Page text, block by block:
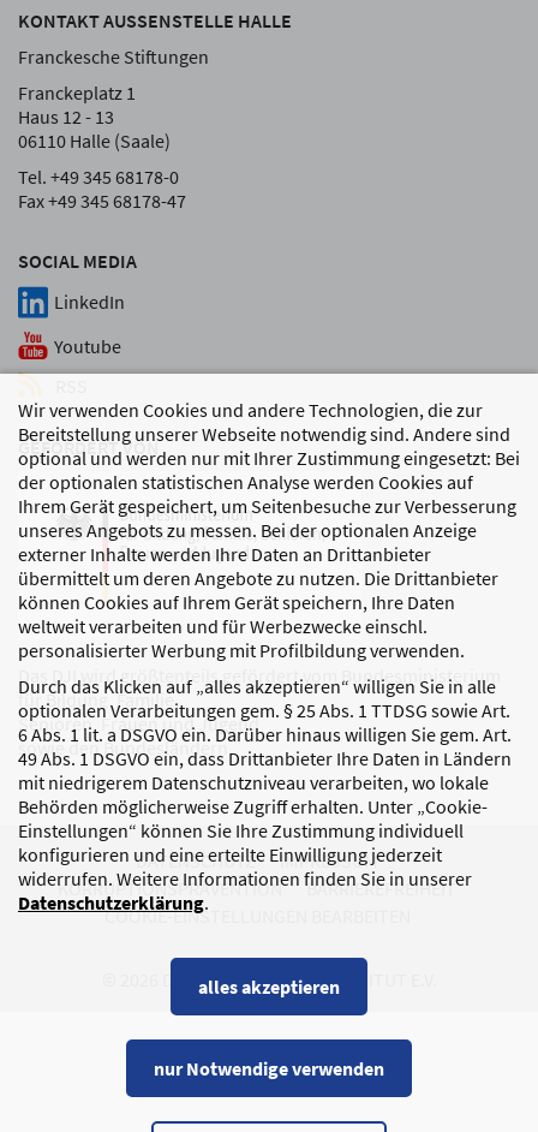
Wir verwenden Cookies und andere Technologien, die zur
Bereitstellung unserer Webseite notwendig sind. Andere sind
optional und werden nur mit Ihrer Zustimmung eingesetzt: Bei
der optionalen statistischen Analyse werden Cookies auf
Ihrem Gerät gespeichert, um Seitenbesuche zur Verbesserung
unseres Angebots zu messen. Bei der optionalen Anzeige
externer Inhalte werden Ihre Daten an Drittanbieter
übermittelt um deren Angebote zu nutzen. Die Drittanbieter
können Cookies auf Ihrem Gerät speichern, Ihre Daten
weltweit verarbeiten und für Werbezwecke einschl.
personalisierter Werbung mit Profilbildung verwenden.
Durch das Klicken auf „alles akzeptieren“ willigen Sie in alle
optionalen Verarbeitungen gem. § 25 Abs. 1 TTDSG sowie Art.
6 Abs. 1 lit. a DSGVO ein. Darüber hinaus willigen Sie gem. Art.
49 Abs. 1 DSGVO ein, dass Drittanbieter Ihre Daten in Ländern
mit niedrigerem Datenschutzniveau verarbeiten, wo lokale
Behörden möglicherweise Zugriff erhalten. Unter „Cookie-
Einstellungen“ können Sie Ihre Zustimmung individuell
konfigurieren und eine erteilte Einwilligung jederzeit
widerrufen. Weitere Informationen finden Sie in unserer
Datenschutzerklärung.
alles akzeptieren
nur Notwendige verwenden
SOCIAL MEDIA
LinkedIn
Youtube
KONTAKT AUSSENSTELLE HALLE
Franckesche Stiftungen
Franckeplatz 1
Haus 12 - 13
06110 Halle (Saale)
Tel. +49 345 68178-0
Fax +49 345 68178-47
GEFÖRDERT VON
Das DJI wird größtenteils gefördert vom Bundesministerium
für Bildung, Familie,
Senioren, Frauen und Jugend
sowie den Bundesländern.
DATENSCHUTZ
IMPRESSUM
KORRUPTIONSPRÄVENTION
BARRIEREFREIHEIT
COOKIE-EINSTELLUNGEN BEARBEITEN
© 2026 DEUTSCHES JUGENDINSTITUT E.V.